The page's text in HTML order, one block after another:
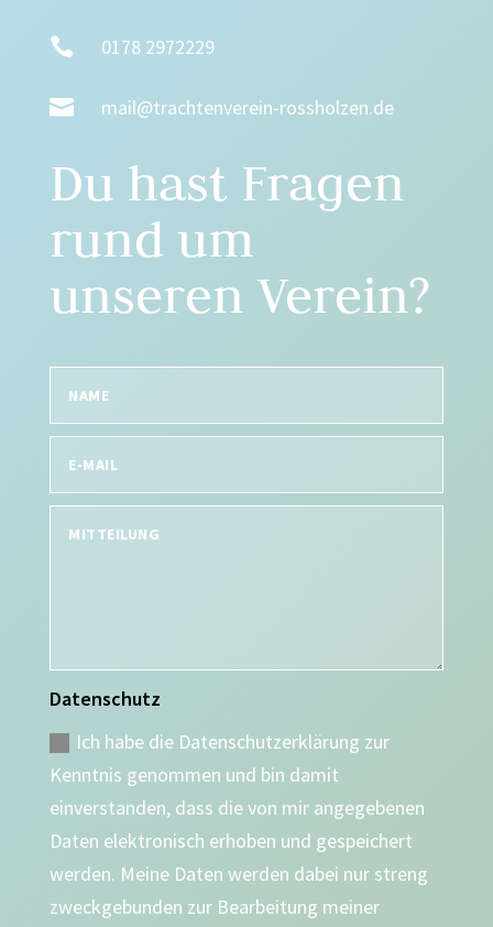
 0178 2972229
 mail@trachtenverein-rossholzen.de
Du hast Fragen
rund um
unseren Verein?
Datenschutz
Ich habe die Datenschutzerklärung zur
Kenntnis genommen und bin damit
einverstanden, dass die von mir angegebenen
Daten elektronisch erhoben und gespeichert
werden. Meine Daten werden dabei nur streng
zweckgebunden zur Bearbeitung meiner